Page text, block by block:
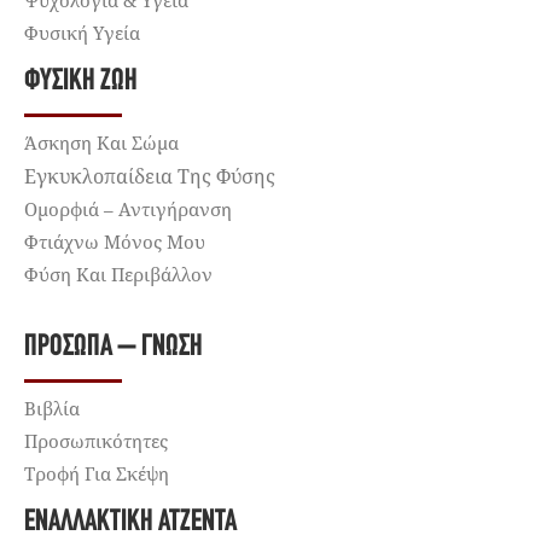
Φυσική Υγεία
ΦΥΣΙΚΉ ΖΩΉ
Άσκηση Και Σώμα
Εγκυκλοπαίδεια Της Φύσης
Ομορφιά – Αντιγήρανση
Φτιάχνω Μόνος Μου
Φύση Και Περιβάλλον
ΠΡΌΣΩΠΑ – ΓΝΏΣΗ
Βιβλία
Προσωπικότητες
Τροφή Για Σκέψη
ΕΝΑΛΛΑΚΤΙΚΉ ΑΤΖΈΝΤΑ